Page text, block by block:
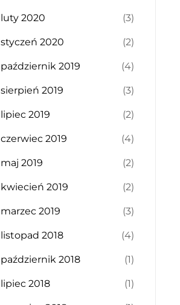
luty 2020 (3)
styczeń 2020 (2)
październik 2019 (4)
sierpień 2019 (3)
lipiec 2019 (2)
czerwiec 2019 (4)
maj 2019 (2)
kwiecień 2019 (2)
marzec 2019 (3)
listopad 2018 (4)
październik 2018 (1)
lipiec 2018 (1)